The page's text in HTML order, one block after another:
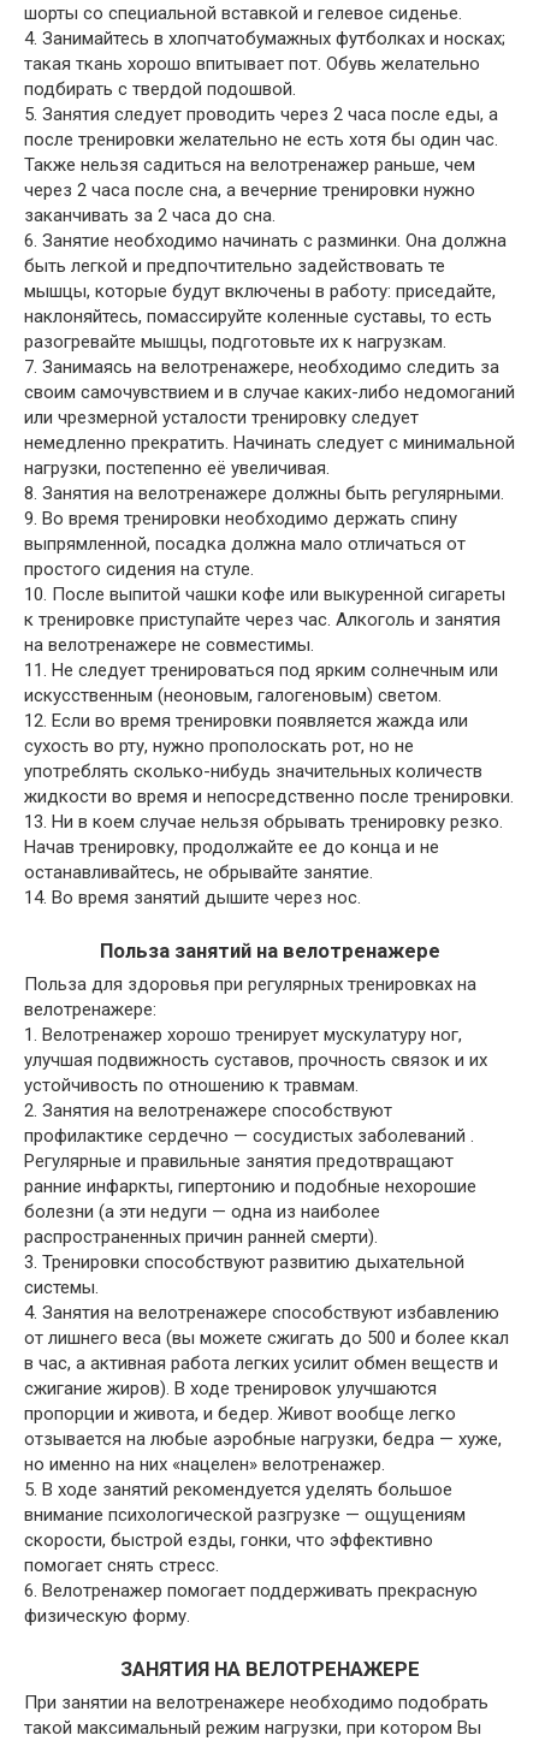
шорты со специальной вставкой и гелевое сиденье.
4. Занимайтесь в хлопчатобумажных футболках и носках;
такая ткань хорошо впитывает пот. Обувь желательно
подбирать с твердой подошвой.
5. Занятия следует проводить через 2 часа после еды, а
после тренировки желательно не есть хотя бы один час.
Также нельзя садиться на велотренажер раньше, чем
через 2 часа после сна, а вечерние тренировки нужно
заканчивать за 2 часа до сна.
6. Занятие необходимо начинать с разминки. Она должна
быть легкой и предпочтительно задействовать те
мышцы, которые будут включены в работу: приседайте,
наклоняйтесь, помассируйте коленные суставы, то есть
разогревайте мышцы, подготовьте их к нагрузкам.
7. Занимаясь на велотренажере, необходимо следить за
своим самочувствием и в случае каких-либо недомоганий
или чрезмерной усталости тренировку следует
немедленно прекратить. Начинать следует с минимальной
нагрузки, постепенно её увеличивая.
8. Занятия на велотренажере должны быть регулярными.
9. Во время тренировки необходимо держать спину
выпрямленной, посадка должна мало отличаться от
простого сидения на стуле.
10. После выпитой чашки кофе или выкуренной сигареты
к тренировке приступайте через час. Алкоголь и занятия
на велотренажере не совместимы.
11. Не следует тренироваться под ярким солнечным или
искусственным (неоновым, галогеновым) светом.
12. Если во время тренировки появляется жажда или
сухость во рту, нужно прополоскать рот, но не
употреблять сколько-нибудь значительных количеств
жидкости во время и непосредственно после тренировки.
13. Ни в коем случае нельзя обрывать тренировку резко.
Начав тренировку, продолжайте ее до конца и не
останавливайтесь, не обрывайте занятие.
14. Во время занятий дышите через нос.
Польза занятий на велотренажере
Польза для здоровья при регулярных тренировках на
велотренажере:
1. Велотренажер хорошо тренирует мускулатуру ног,
улучшая подвижность суставов, прочность связок и их
устойчивость по отношению к травмам.
2. Занятия на велотренажере способствуют
профилактике сердечно — сосудистых заболеваний .
Регулярные и правильные занятия предотвращают
ранние инфаркты, гипертонию и подобные нехорошие
болезни (а эти недуги — одна из наиболее
распространенных причин ранней смерти).
3. Тренировки способствуют развитию дыхательной
системы.
4. Занятия на велотренажере способствуют избавлению
от лишнего веса (вы можете сжигать до 500 и более ккал
в час, а активная работа легких усилит обмен веществ и
сжигание жиров). В ходе тренировок улучшаются
пропорции и живота, и бедер. Живот вообще легко
отзывается на любые аэробные нагрузки, бедра — хуже,
но именно на них «нацелен» велотренажер.
5. В ходе занятий рекомендуется уделять большое
внимание психологической разгрузке — ощущениям
скорости, быстрой езды, гонки, что эффективно
помогает снять стресс.
6. Велотренажер помогает поддерживать прекрасную
физическую форму.
ЗАНЯТИЯ НА ВЕЛОТРЕНАЖЕРЕ
При занятии на велотренажере необходимо подобрать
такой максимальный режим нагрузки, при котором Вы